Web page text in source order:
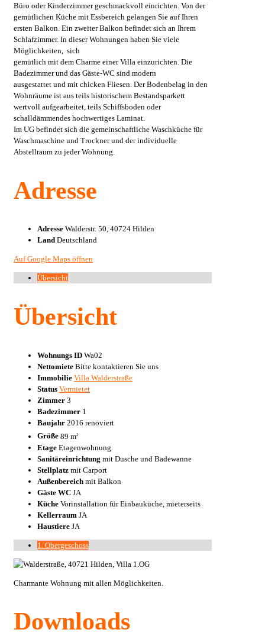
Büro oder Kinderzimmer geschmackvoll einrichten. Von der
gemütlichen Küche mit Essbereich gelangen Sie auf Ihren
ersten Balkon. Ein zweiter Balkon befindet sich an Ihrem
Schlafzimmer. In dieser Wohnungen haben Sie viele
Möglichkeiten, sich
gemütlich mit dem Charme einer Villa einzurichten. Die
Badezimmer und das Gäste-WC sind modern
ausgestattet und mit chicken Fliesen. Der Bodenbelag in den
Wohnräume ist aus teils historischem Bestandsparkett
wertvoll aufgearbeitet, teils Schiffsboden oder
schalldämmendes hochwertiges Laminat.
Im UG befindet sich die gemeinschaftliche Waschküche für
Waschmaschine und Trockner und der individuelle
Abstellraum zu jeder Wohnung.
Adresse
Adresse Walderstr. 50, 40724 Hilden
Land Deutschland
Auf Google Maps öffnen
Übersicht
Übersicht
Wohnungs ID Wa02
Nettomiete Bitte kontaktieren Sie uns
Immobilie Villa Walderstraße
Status Vermietet
Zimmer 3
Badezimmer 1
Baujahr 2016 renoviert
Größe 89 m2
Etage Etagenwohnung
Sanitäreinrichtung mit Dusche und Badewanne
Stellplatz mit Carport
Außenbereich mit Balkon
Gäste WC JA
Küche Vorinstallation für Einbauküche, mieterseits
Kellerraum JA
Haustiere JA
1. Obergeschoss
Charmante Wohnung mit allen Möglichkeiten.
Downloads